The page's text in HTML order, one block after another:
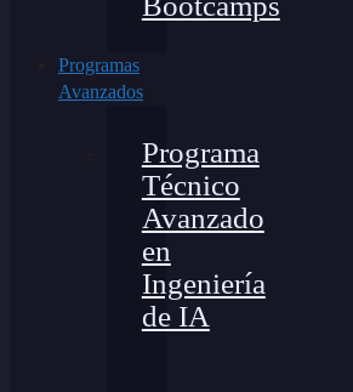
Programas
Avanzados
Programa
Técnico
Avanzado
en
Ingeniería
de IA